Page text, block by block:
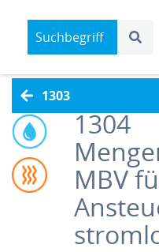
1303
1304
MBV